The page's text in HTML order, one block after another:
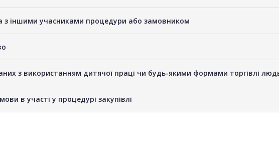
з іншими учасниками процедури або замовником
з використанням дитячої праці чи будь-якими формами торгівлі
в участі у процедурі закупівлі